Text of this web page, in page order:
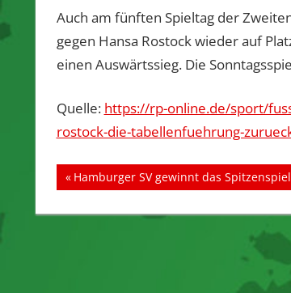
Auch am fünften Spieltag der
gegen Hansa Rostock wieder auf
einen Auswärtssieg. Die
Quelle: https://rp-online.de/sport/
rostock-die-tabellenfuehrung-
Beitragsnavigation
Vorheriger
Beitrag:
Hamburger SV gewinnt das